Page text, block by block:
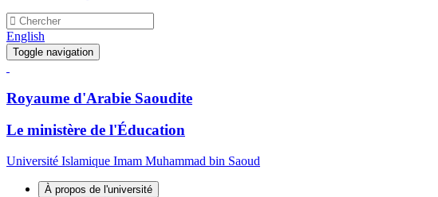
English
Toggle navigation
Royaume d'Arabie Saoudite
Le ministère de l'Éducation
Université Islamique Imam Muhammad bin Saoud
À propos de l'université